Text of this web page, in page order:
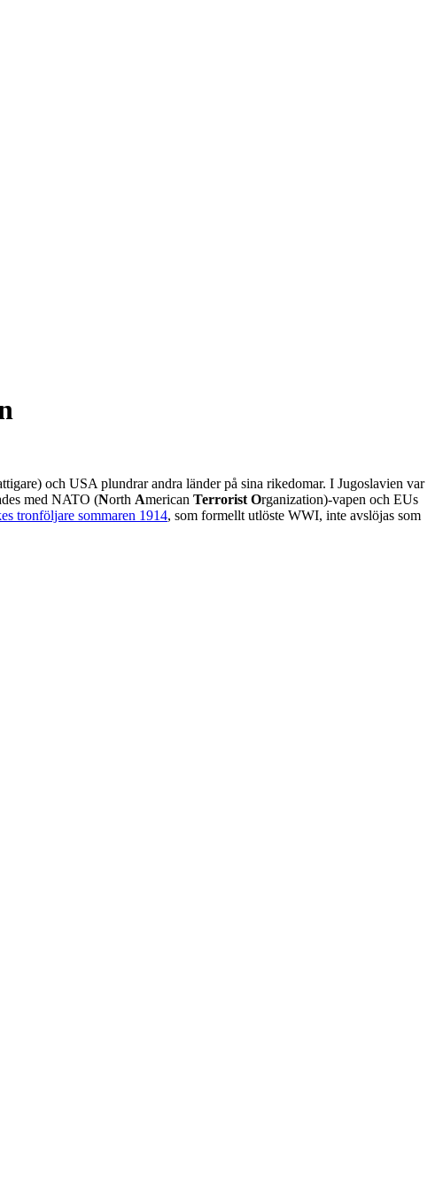
och USA plundrar andra länder på sina rikedomar. I Jugoslavien var
med NATO (North American Terrorist Organization)-vapen och EUs
tronföljare sommaren 1914, som formellt utlöste WWI, inte avslöjas som